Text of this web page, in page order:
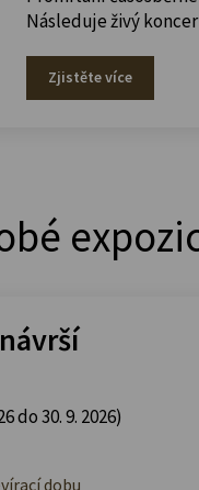
Následuje živý
Zjistěte více
do 30. 9. 2026)
dobu